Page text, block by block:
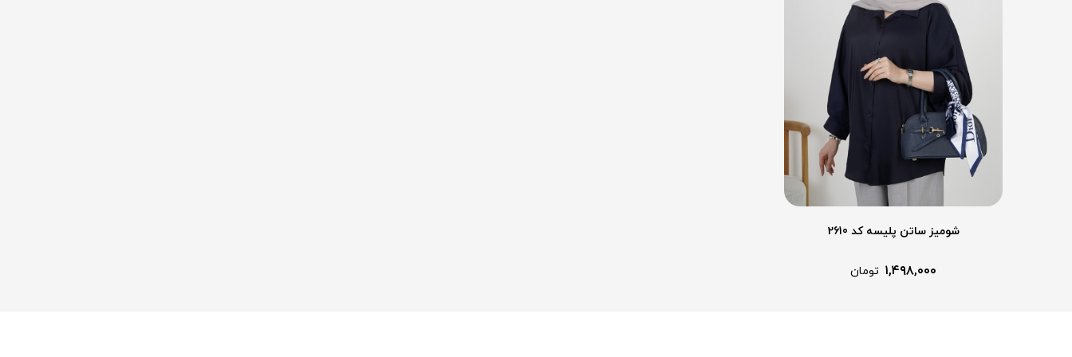
شومیز ساتن پلیسه کد 2610
۱,۴۹۸,۰۰۰ تومان